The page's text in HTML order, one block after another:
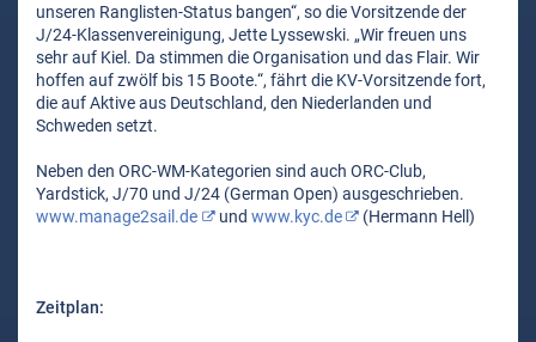
unseren Ranglisten-Status bangen“, so die Vorsitzende der
J/24-Klassenvereinigung, Jette Lyssewski. „Wir freuen uns
sehr auf Kiel. Da stimmen die Organisation und das Flair. Wir
hoffen auf zwölf bis 15 Boote.“, fährt die KV-Vorsitzende fort,
die auf Aktive aus Deutschland, den Niederlanden und
Schweden setzt.
Neben den ORC-WM-Kategorien sind auch ORC-Club,
Yardstick, J/70 und J/24 (German Open) ausgeschrieben.
www.manage2sail.de
und www.kyc.de (Hermann Hell)
Zeitplan: